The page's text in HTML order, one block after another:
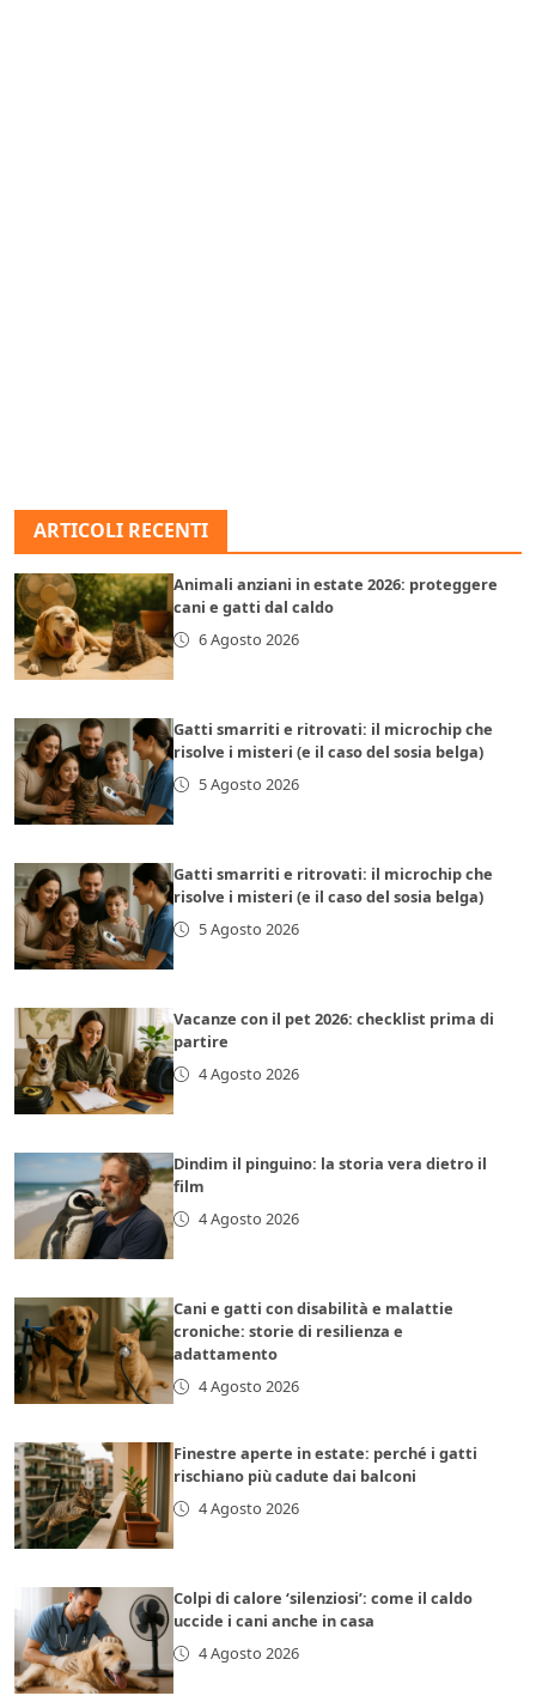
ARTICOLI RECENTI
Animali anziani in estate 2026: proteggere
cani e gatti dal caldo
6 Agosto 2026
Gatti smarriti e ritrovati: il microchip che
risolve i misteri (e il caso del sosia belga)
5 Agosto 2026
Gatti smarriti e ritrovati: il microchip che
risolve i misteri (e il caso del sosia belga)
5 Agosto 2026
Vacanze con il pet 2026: checklist prima di
partire
4 Agosto 2026
Dindim il pinguino: la storia vera dietro il
film
4 Agosto 2026
Cani e gatti con disabilità e malattie
croniche: storie di resilienza e
adattamento
4 Agosto 2026
Finestre aperte in estate: perché i gatti
rischiano più cadute dai balconi
4 Agosto 2026
Colpi di calore ‘silenziosi’: come il caldo
uccide i cani anche in casa
4 Agosto 2026